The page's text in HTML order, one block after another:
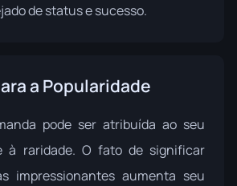
de status e sucesso.
a Popularidade
pode ser atribuída ao seu
à raridade. O fato de significar
impressionantes aumenta seu